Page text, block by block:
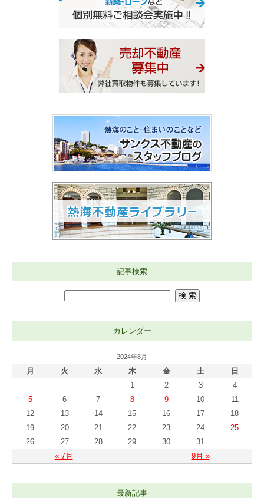
記事検索
カレンダー
2024年8月
月 火 水 木 金 土 日
« 7月 9月 »
1 2 3
4
5
6 7 8 9 10
11
12
13 14 15 16 17
18
19
20 21 22 23 24
25
26
27 28 29 30 31
最新記事